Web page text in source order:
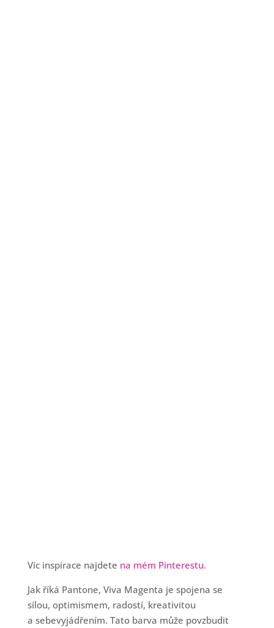
Víc inspirace najdete na mém Pinterestu.
Jak říká Pantone, Viva Magenta je spojena se
sílou, optimismem, radostí, kreativitou
a sebevyjádřením. Tato barva může povzbudit